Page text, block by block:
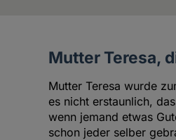
Artikel
Autoren
Mutter Teresa,
Mutter Teresa wurde
es nicht erstaunlich,
wenn jemand etwas
schon jeder selber